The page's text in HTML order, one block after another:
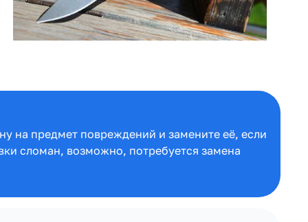
на предмет повреждений и замените её, если
сломан, возможно, потребуется замена